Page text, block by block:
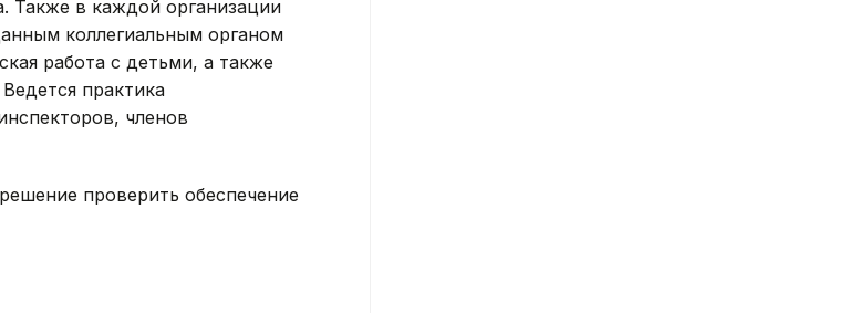
Также в каждой организации
коллегиальным органом
работа с детьми, а также
практика
членов
проверить обеспечение